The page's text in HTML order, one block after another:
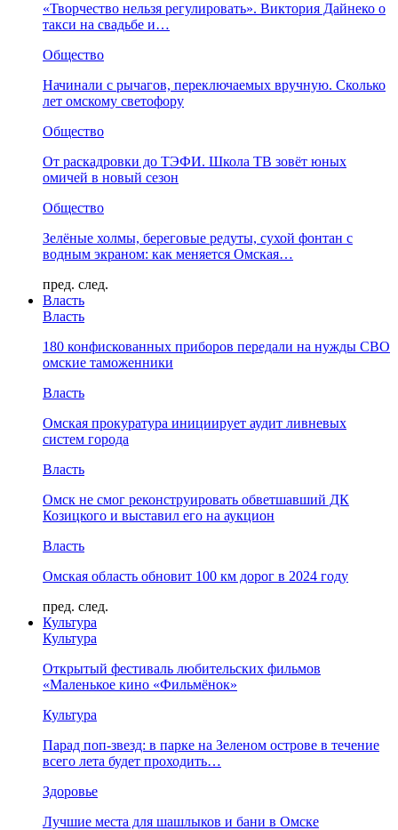
«Творчество нельзя регулировать». Виктория Дайнеко о
такси на свадьбе и…
Общество
Начинали с рычагов, переключаемых вручную. Сколько
лет омскому светофору
Общество
От раскадровки до ТЭФИ. Школа ТВ зовёт юных
омичей в новый сезон
Общество
Зелёные холмы, береговые редуты, сухой фонтан с
водным экраном: как меняется Омская…
пред. след.
Власть
Власть
180 конфискованных приборов передали на нужды СВО
омские таможенники
Власть
Омская прокуратура инициирует аудит ливневых
систем города
Власть
Омск не смог реконструировать обветшавший ДК
Козицкого и выставил его на аукцион
Власть
Омская область обновит 100 км дорог в 2024 году
пред. след.
Культура
Культура
Открытый фестиваль любительских фильмов
«Маленькое кино «Фильмёнок»
Культура
Парад поп-звезд: в парке на Зеленом острове в течение
всего лета будет проходить…
Здоровье
Лучшие места для шашлыков и бани в Омске